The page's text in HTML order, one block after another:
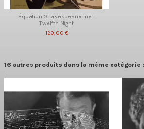
Équation Shakespearienne :
Twelfth Night
120,00 €
16 autres produits dans la même catégorie :